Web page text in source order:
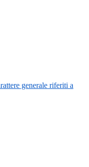
generale riferiti a